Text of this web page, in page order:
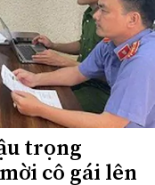
trọng
cô gái lên